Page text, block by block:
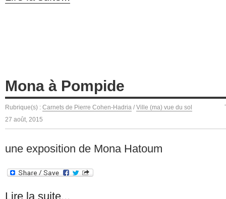
Mona à Pompide
Rubrique(s) : Carnets de Pierre Cohen-Hadria / Ville (ma) vue du sol
27 août, 2015
une exposition de Mona Hatoum
Lire la suite...